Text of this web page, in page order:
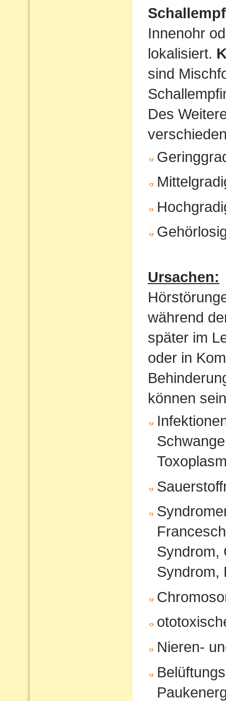
Innenohr
lokalisiert.
sind
Des
Ursachen:
während
später im
oder in
können
Syndrom,
Syndrom,
Nieren-